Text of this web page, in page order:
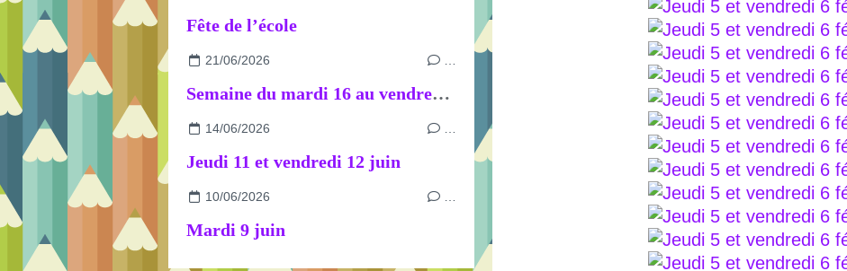
Fête de l’école
21/06/2026 …
Semaine du mardi 16 au vendredi 19 juin
14/06/2026 …
Jeudi 11 et vendredi 12 juin
10/06/2026 …
Mardi 9 juin